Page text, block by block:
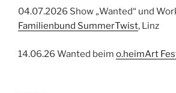
04.07.2026 Show „Wanted“ und
Familienbund SummerTwist, Linz
14.06.26 Wanted beim o.heimArt